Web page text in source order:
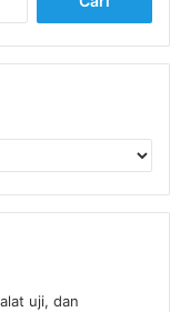
uji, dan